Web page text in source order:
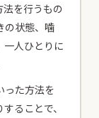
を行うもの
の状態、噛
一人ひとりに
った方法を
ることで、